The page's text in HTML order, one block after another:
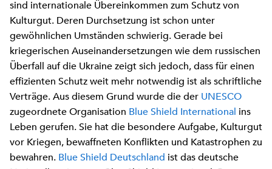
sind internationale Übereinkommen zum Schutz von
Kulturgut. Deren Durchsetzung ist schon unter
gewöhnlichen Umständen schwierig. Gerade bei
kriegerischen Auseinandersetzungen wie dem russischen
Überfall auf die Ukraine zeigt sich jedoch, dass für einen
effizienten Schutz weit mehr notwendig ist als schriftliche
Verträge. Aus diesem Grund wurde die derUNESCO
zugeordnete Organisation Blue Shield International ins
Leben gerufen. Sie hat die besondere Aufgabe, Kulturgut
vor Kriegen, bewaffneten Konflikten und Katastrophen zu
bewahren.Blue Shield Deutschland ist das deutsche